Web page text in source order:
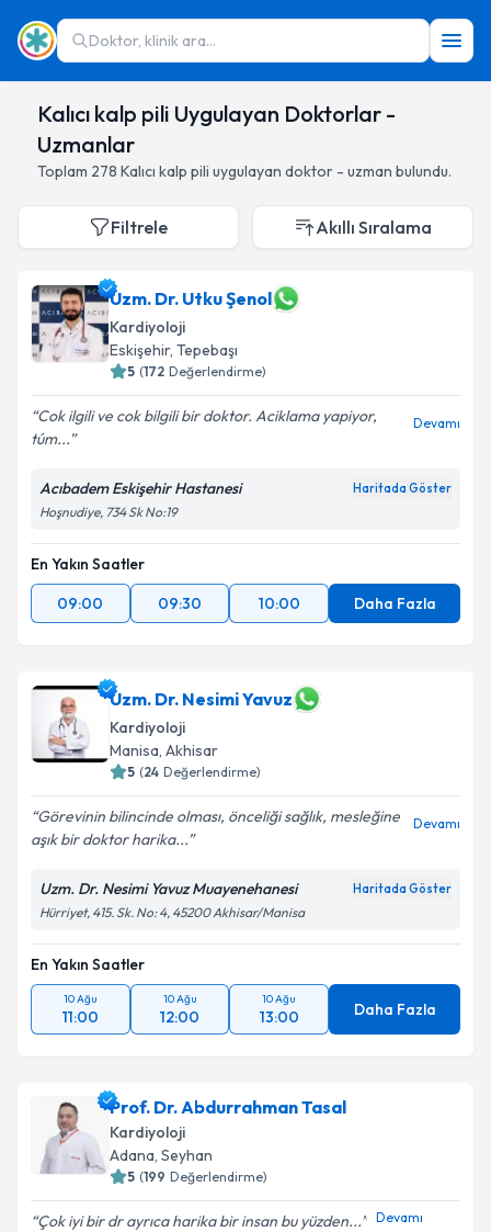
Doktor, klinik ara...
Kalıcı kalp pili Uygulayan Doktorlar -
Uzmanlar
Toplam 278 Kalıcı kalp pili uygulayan doktor - uzman bulundu.
Filtrele Akıllı Sıralama
Uzm. Dr. Utku Şenol
Kardiyoloji
Eskişehir, Tepebaşı
5 (172 Değerlendirme)
Cok ilgili ve cok bilgili bir doktor. Aciklama yapiyor,
túm...
Devamı
Acıbadem Eskişehir Hastanesi Haritada Göster
Hoşnudiye, 734 Sk No:19
En Yakın Saatler
09:00
09:30 10:00 Daha Fazla
Uzm. Dr. Nesimi Yavuz
Kardiyoloji
Manisa, Akhisar
5 (24 Değerlendirme)
Görevinin bilincinde olması, önceliği sağlık, mesleğine
aşık bir doktor harika...
Devamı
Uzm. Dr. Nesimi Yavuz Muayenehanesi Haritada Göster
Hürriyet, 415. Sk. No: 4, 45200 Akhisar/Manisa
En Yakın Saatler
10 Ağu
11:00
10 Ağu
12:00
10 Ağu
13:00 Daha Fazla
Prof. Dr. Abdurrahman Tasal
Kardiyoloji
Adana, Seyhan
5 (199 Değerlendirme)
Çok iyi bir dr ayrıca harika bir insan bu yüzden... Devamı